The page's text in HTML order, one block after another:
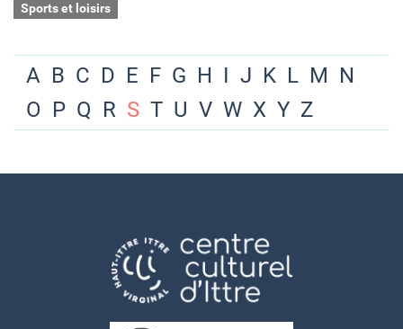
Sports et loisirs
A B C D E F G H I J K L M N
O P Q R S T U V W X Y Z